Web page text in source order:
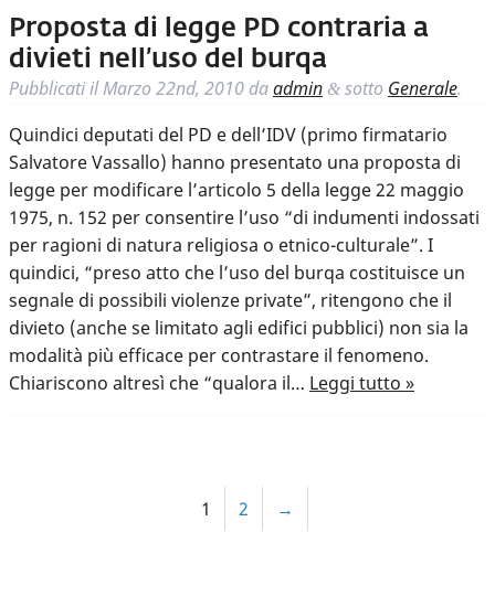
Proposta di legge PD contraria a
divieti nell’uso del burqa
Pubblicati ilMarzo 22nd, 2010 daadmin & sotto Generale.
Quindici deputati del PD e dell’IDV (primo firmatario
Salvatore Vassallo) hanno presentato una proposta di
legge per modificare l’articolo 5 della legge 22 maggio
1975, n. 152 per consentire l’uso “di indumenti indossati
per ragioni di natura religiosa o etnico-culturale”. I
quindici, “preso atto che l’uso del burqa costituisce un
segnale di possibili violenze private”, ritengono che il
divieto (anche se limitato agli edifici pubblici) non sia la
modalità più efficace per contrastare il fenomeno.
Chiariscono altresì che “qualora il… Leggi tutto »
1 2 →